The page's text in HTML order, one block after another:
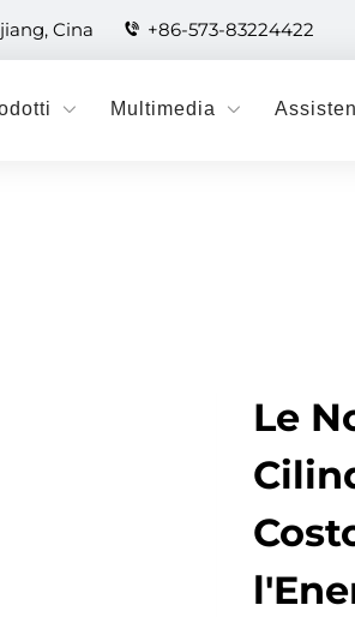
Cina +86-573-83224422
Multimedia
Le